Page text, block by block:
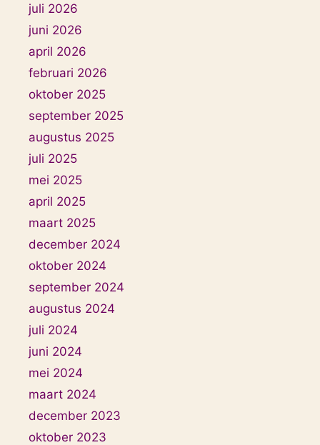
juli 2026
juni 2026
april 2026
februari 2026
oktober 2025
september 2025
augustus 2025
juli 2025
mei 2025
april 2025
maart 2025
december 2024
oktober 2024
september 2024
augustus 2024
juli 2024
juni 2024
mei 2024
maart 2024
december 2023
oktober 2023